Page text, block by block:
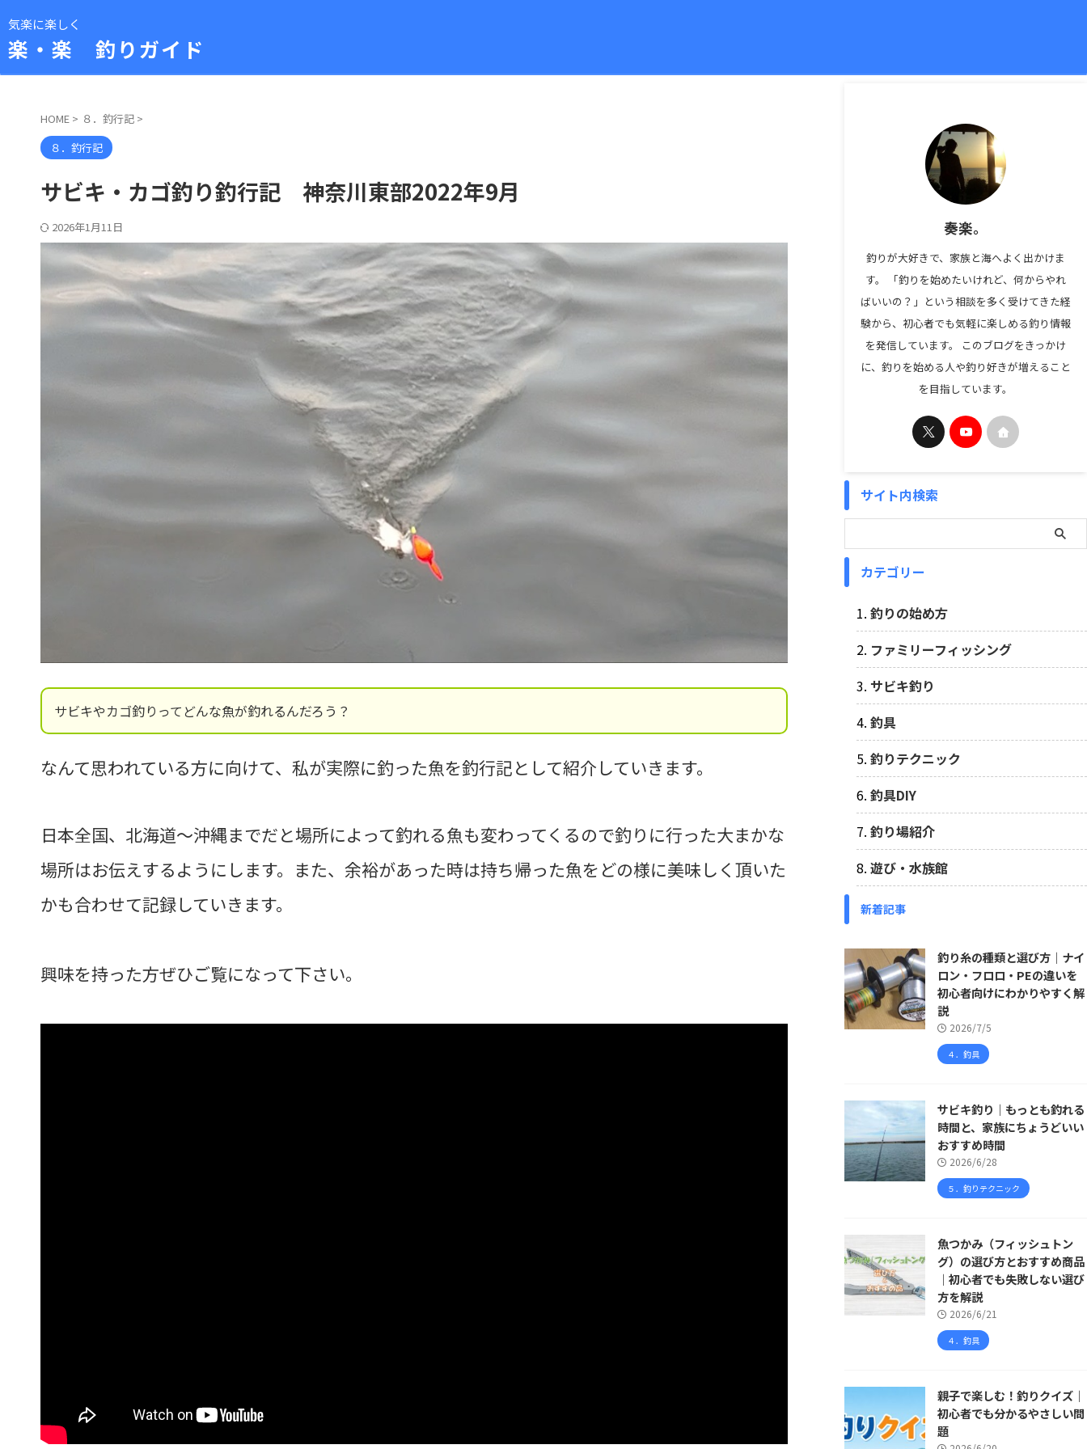
気楽に楽しく
楽・楽 釣りガイド
HOME > ８．釣行記 >
８．釣行記
サビキ・カゴ釣り釣行記 神奈川東部2022年9月
2026年1月11日
サビキやカゴ釣りってどんな魚が釣れるんだろう？
なんて思われている方に向けて、私が実際に釣った魚を釣行記として紹介していきます。
日本全国、北海道～沖縄までだと場所によって釣れる魚も変わってくるので釣りに行った大まかな
場所はお伝えするようにします。また、余裕があった時は持ち帰った魚をどの様に美味しく頂いた
かも合わせて記録していきます。
興味を持った方ぜひご覧になって下さい。
奏楽。
釣りが大好きで、家族と海へよく出かけま
す。 「釣りを始めたいけれど、何からやれ
ばいいの？」という相談を多く受けてきた経
験から、初心者でも気軽に楽しめる釣り情報
を発信しています。 このブログをきっかけ
に、釣りを始める人や釣り好きが増えること
を目指しています。
サイト内検索
カテゴリー
釣りの始め方
ファミリーフィッシング
サビキ釣り
釣具
釣りテクニック
釣具DIY
釣り場紹介
遊び・水族館
新着記事
釣り糸の種類と選び方｜ナイ
ロン・フロロ・PEの違いを
初心者向けにわかりやすく解
説
2026/7/5
４．釣具
サビキ釣り｜もっとも釣れる
時間と、家族にちょうどいい
おすすめ時間
2026/6/28
５．釣りテクニック
魚つかみ（フィッシュトン
グ）の選び方とおすすめ商品
｜初心者でも失敗しない選び
方を解説
2026/6/21
４．釣具
親子で楽しむ！釣りクイズ｜
初心者でも分かるやさしい問
題